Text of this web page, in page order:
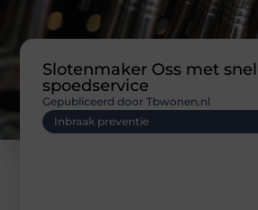
Slotenmaker Oss met
spoedservice
Inbraak preventie
Gepubliceerd door Tbwonen.nl